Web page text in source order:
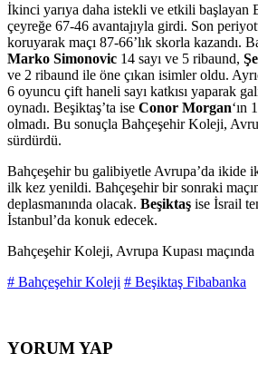
İkinci yarıya daha istekli ve etkili başlayan
çeyreğe 67-46 avantajıyla girdi. Son
koruyarak maçı 87-66’lık skorla kazandı.
Marko Simonovic 14 sayı ve 5 ribaund,
ve 2 ribaund ile öne çıkan isimler oldu.
6 oyuncu çift haneli sayı katkısı yaparak
oynadı. Beşiktaş’ta ise Conor Morgan‘ın
olmadı. Bu sonuçla Bahçeşehir Koleji,
sürdürdü.
Bahçeşehir bu galibiyetle Avrupa’da ikide
ilk kez yenildi. Bahçeşehir bir sonraki
deplasmanında olacak. Beşiktaş ise İsrail
İstanbul’da konuk edecek.
Bahçeşehir Koleji, Avrupa Kupası maçında
# Bahçeşehir Koleji # Beşiktaş Fibabanka
YORUM YAP